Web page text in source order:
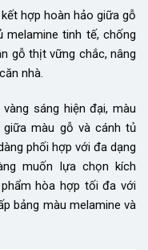
hợp hoàn hảo giữa gỗ
melamine tinh tế, chống
gỗ thịt vững chắc, nâng
nhà.
sáng hiện đại, màu
màu gỗ và cánh tủ
phối hợp với đa dạng
muốn lựa chọn kích
hòa hợp tối đa với
bảng màu melamine và